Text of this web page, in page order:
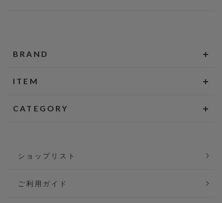
BRAND
ITEM
CATEGORY
ショップリスト
ご利用ガイド